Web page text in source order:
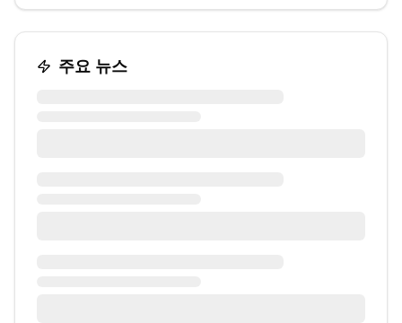
주요 뉴스